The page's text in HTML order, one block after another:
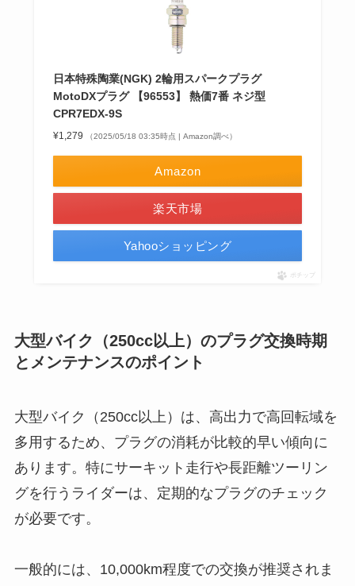
日本特殊陶業(NGK) 2輪用スパークプラグ
MotoDXプラグ 【96553】 熱価7番 ネジ型
CPR7EDX-9S
¥1,279 （2025/05/18 03:35時点 | Amazon調べ）
Amazon
楽天市場
Yahooショッピング
ポチップ
大型バイク（250cc以上）のプラグ交換時期
とメンテナンスのポイント
大型バイク（250cc以上）は、高出力で高回転域を
多用するため、プラグの消耗が比較的早い傾向に
あります。特にサーキット走行や長距離ツーリン
グを行うライダーは、定期的なプラグのチェック
が必要です。
一般的には、10,000km程度での交換が推奨されま